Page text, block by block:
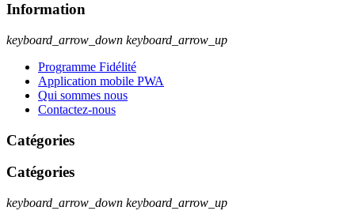
Information
keyboard_arrow_down keyboard_arrow_up
Programme Fidélité
Application mobile PWA
Qui sommes nous
Contactez-nous
Catégories
Catégories
keyboard_arrow_down keyboard_arrow_up